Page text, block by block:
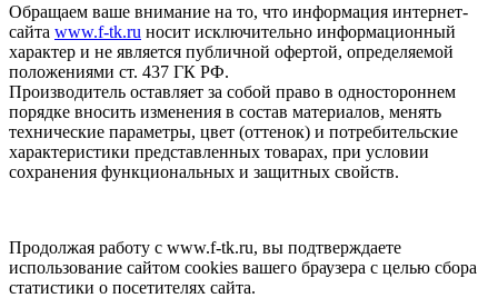
Обращаем ваше внимание на то, что информация интернет-
сайта www.f-tk.ru носит исключительно информационный
характер и не является публичной офертой, определяемой
положениями ст. 437 ГК РФ.
Производитель оставляет за собой право в одностороннем
порядке вносить изменения в состав материалов, менять
технические параметры, цвет (оттенок) и потребительские
характеристики представленных товарах, при условии
сохранения функциональных и защитных свойств.
Продолжая работу с www.f-tk.ru, вы подтверждаете
использование сайтом cookies вашего браузера с целью сбора
статистики о посетителях сайта.